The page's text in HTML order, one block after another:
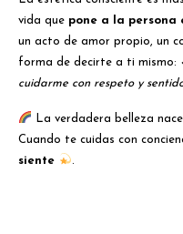
vida que pone a la persona
un acto de amor propio, un
forma de decirte a ti mismo:
cuidarme con respeto y
La verdadera belleza
Cuando te cuidas con
siente